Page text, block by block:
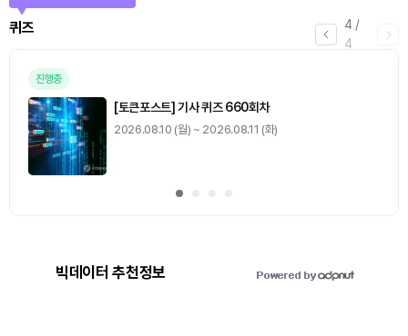
4 /
4
퀴즈
진행중
[토큰포스트] 기사 퀴즈 660회차
2026.08.10 (월) ~ 2026.08.11 (화)
빅데이터 추천정보